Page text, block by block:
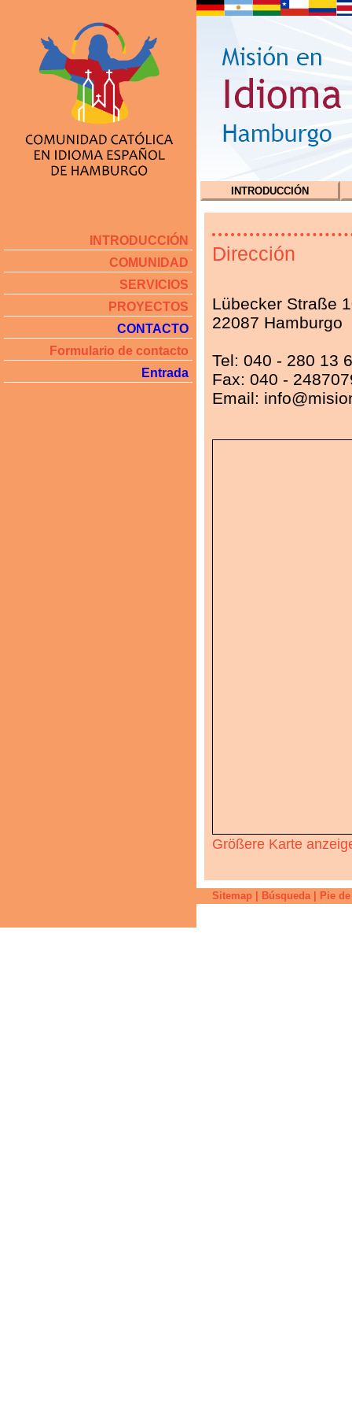
INTRODUCCIÓN
INTRODUCCIÓN
COMUNIDAD
SERVICIOS
PROYECTOS
CONTACTO
Formulario de contacto
Entrada
Dirección
Lübecker Straße
22087 Hamburgo
Tel: 040 - 280 13
Fax: 040 -
Email:
Größere Karte
Sitemap Búsqueda Pie